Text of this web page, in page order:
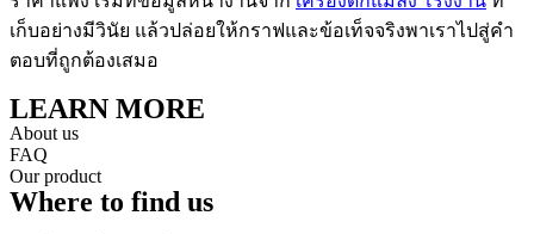
เก็บอย่างมีวินัย แล้วปล่อยให้กราฟและข้อเท็จจริงพาเราไปสู่คำ
ตอบที่ถูกต้องเสมอ
LEARN MORE
About us
FAQ
Our product
Where to find us